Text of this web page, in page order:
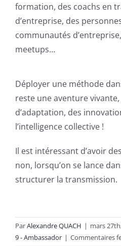
formation, des coachs en
d’entreprise, des
communautés
meetups…
Déployer une méthode
reste une aventure
d’adaptation, des
l’intelligence collective !
Il est intéressant d’avoir
non, lorsqu’on se lance
structurer la transmission.
ParAlexandre QUACH | mars
9 - Ambassador | Commentaires